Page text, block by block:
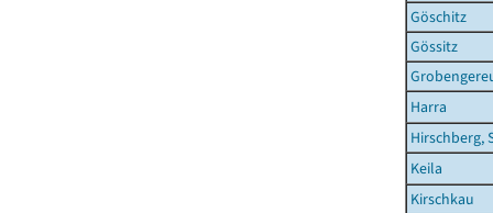
Göschitz
Gössitz
Harra
Hirschberg,
Keila
Kirschkau